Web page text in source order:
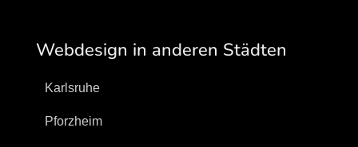
Webdesign in anderen Städten
Karlsruhe
Pforzheim